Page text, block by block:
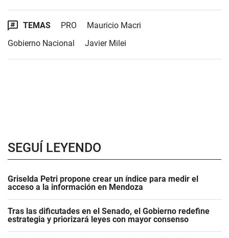
TEMAS PRO
Mauricio Macri
Gobierno Nacional
Javier Milei
SEGUÍ LEYENDO
Griselda Petri propone crear un índice para medir el
acceso a la información en Mendoza
Tras las dificutades en el Senado, el Gobierno redefine
estrategia y priorizará leyes con mayor consenso